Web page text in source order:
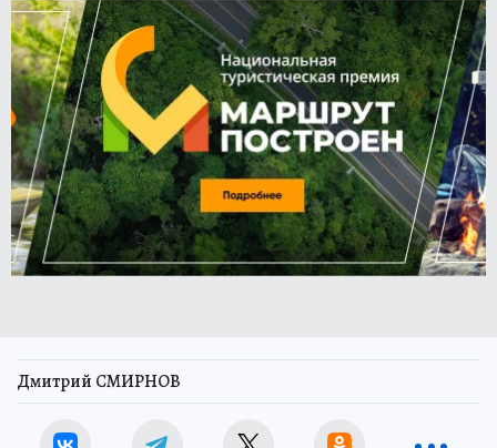
Дмитрий СМИРНОВ